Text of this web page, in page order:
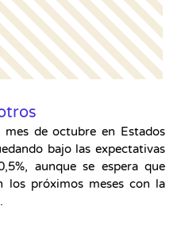
de octubre en Estados
bajo las expectativas
aunque se espera que
los próximos meses con la